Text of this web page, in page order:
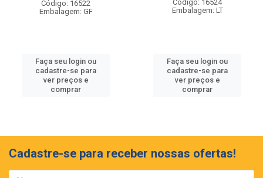
Código: 16522
Embalagem: GF
Faça seu login ou
cadastre-se para
ver preços e
comprar
Código: 16524
Embalagem: LT
Faça seu login ou
cadastre-se para
ver preços e
comprar
Cadastre-se para receber nossas ofertas!